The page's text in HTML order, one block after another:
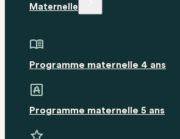
Maternelle
Programme maternelle 4 ans
Programme maternelle 5 ans